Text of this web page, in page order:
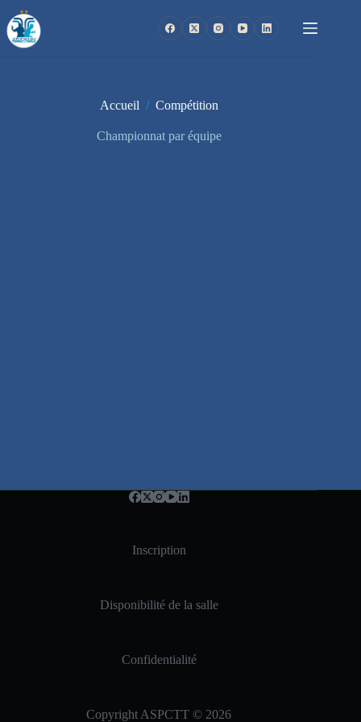
au
contenu
Accueil / Compétition
Championnat par équipe
Inscription
Disponibilité de la salle
Confidentialité
Copyright ASPCTT © 2026